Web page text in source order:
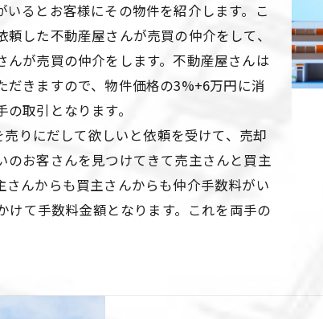
るとお客様にその物件を紹介します。こ
した不動産屋さんが売買の仲介をして、
が売買の仲介をします。不動産屋さんは
きますので、物件価格の3%+6万円に消
取引となります。
りにだして欲しいと依頼を受けて、売却
お客さんを見つけてきて売主さんと買主
んからも買主さんからも仲介手数料がい
て手数料金額となります。これを両手の